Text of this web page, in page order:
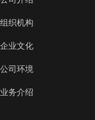
组织机构
企业文化
公司环境
业务介绍